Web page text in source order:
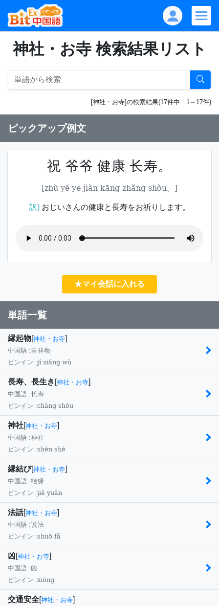
神社・お寺 検索結果リスト
[神社・お寺]の検索結果(17件中 1～17件)
ピックアップ例文
祝 爷爷 健康 长寿。
[zhù yé ye jiàn kāng zhǎng shòu。]
訳)おじいさんの健康と長寿をお祈りします。
★マイ会話に入れる
単語一覧
縁起物[神社・お寺]
中国語 :吉祥物
ピンイン :jí xiáng wù
長寿、長生き [神社・お寺]
中国語 :长寿
ピンイン :cháng shòu
神社[神社・お寺]
中国語 :神社
ピンイン :shén shè
縁結び[神社・お寺]
中国語 :结缘
ピンイン :jié yuán
法話[神社・お寺]
中国語 :说法
ピンイン :shuō fǎ
凶[神社・お寺]
中国語 : 凶
ピンイン :xiōng
交通安全[神社・お寺]